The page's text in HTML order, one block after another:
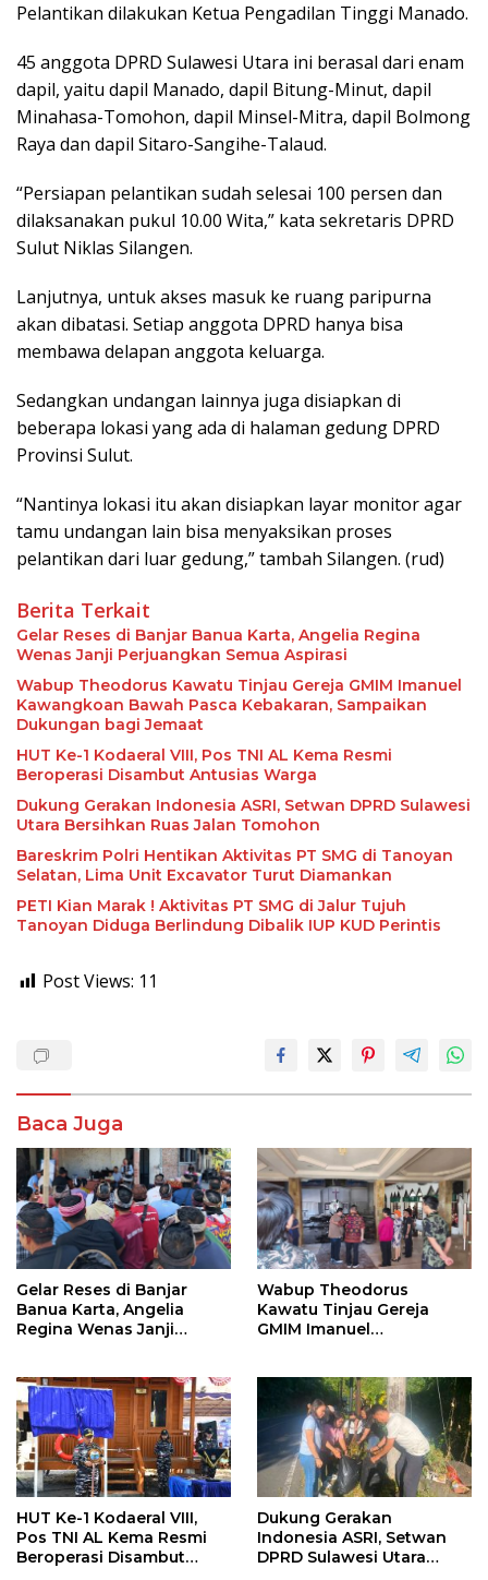
Pelantikan dilakukan Ketua Pengadilan Tinggi Manado.
45 anggota DPRD Sulawesi Utara ini berasal dari enam
dapil, yaitu dapil Manado, dapil Bitung-Minut, dapil
Minahasa-Tomohon, dapil Minsel-Mitra, dapil Bolmong
Raya dan dapil Sitaro-Sangihe-Talaud.
“Persiapan pelantikan sudah selesai 100 persen dan
dilaksanakan pukul 10.00 Wita,” kata sekretaris DPRD
Sulut Niklas Silangen.
Lanjutnya, untuk akses masuk ke ruang paripurna
akan dibatasi. Setiap anggota DPRD hanya bisa
membawa delapan anggota keluarga.
Sedangkan undangan lainnya juga disiapkan di
beberapa lokasi yang ada di halaman gedung DPRD
Provinsi Sulut.
“Nantinya lokasi itu akan disiapkan layar monitor agar
tamu undangan lain bisa menyaksikan proses
pelantikan dari luar gedung,” tambah Silangen. (rud)
Berita Terkait
Gelar Reses di Banjar Banua Karta, Angelia Regina
Wenas Janji Perjuangkan Semua Aspirasi
Wabup Theodorus Kawatu Tinjau Gereja GMIM Imanuel
Kawangkoan Bawah Pasca Kebakaran, Sampaikan
Dukungan bagi Jemaat
HUT Ke-1 Kodaeral VIII, Pos TNI AL Kema Resmi
Beroperasi Disambut Antusias Warga
Dukung Gerakan Indonesia ASRI, Setwan DPRD Sulawesi
Utara Bersihkan Ruas Jalan Tomohon
Bareskrim Polri Hentikan Aktivitas PT SMG di Tanoyan
Selatan, Lima Unit Excavator Turut Diamankan
PETI Kian Marak ! Aktivitas PT SMG di Jalur Tujuh
Tanoyan Diduga Berlindung Dibalik IUP KUD Perintis
Post Views: 11
Baca Juga
Gelar Reses di Banjar
Banua Karta, Angelia
Regina Wenas Janji
Wabup Theodorus
Kawatu Tinjau Gereja
GMIM Imanuel
Sampaikan Dukungan
bagi Jemaat
HUT Ke-1 Kodaeral VIII,
Pos TNI AL Kema Resmi
Beroperasi Disambut
Dukung Gerakan
Indonesia ASRI, Setwan
DPRD Sulawesi Utara